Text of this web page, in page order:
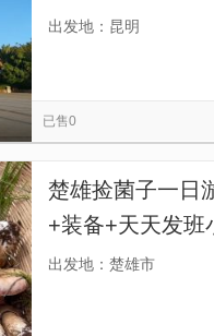
属定制·独立用
出发地：昆明
已售0
楚雄捡菌子一日
+装备+天天发班
小团不挤，楚雄
出发地：楚雄市